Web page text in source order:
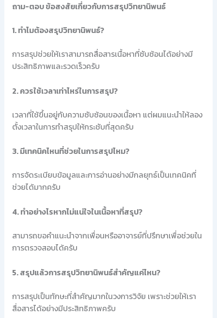
ถาม-ตอบ ข้อสงสัยเกี่ยวกับการสรุปวิทยานิพนธ์
1. ทำไมต้องสรุปวิทยานิพนธ์?
การสรุปช่วยให้เราสามารถสื่อสารเนื้อหาที่ซับซ้อนได้อย่างมี
ประสิทธิภาพและรวดเร็วครับ
2. ควรใช้เวลาเท่าไหร่ในการสรุป?
เวลาที่ใช้ขึ้นอยู่กับความซับซ้อนของเนื้อหา แต่ผมแนะนำให้ลอง
ตั้งเวลาในการทำสรุปให้กระชับที่สุดครับ
3. มีเทคนิคไหนที่ช่วยในการสรุปไหม?
การจัดระเบียบข้อมูลและการอ่านอย่างมีกลยุทธ์เป็นเทคนิคที่
ช่วยได้มากครับ
4. ทำอย่างไรหากไม่แน่ใจในเนื้อหาที่สรุป?
สามารถขอคำแนะนำจากเพื่อนหรืออาจารย์ที่ปรึกษาเพื่อช่วยใน
การตรวจสอบได้ครับ
5. สรุปแล้วการสรุปวิทยานิพนธ์สำคัญแค่ไหน?
การสรุปเป็นทักษะที่สำคัญมากในวงการวิจัย เพราะช่วยให้เรา
สื่อสารได้อย่างมีประสิทธิภาพครับ